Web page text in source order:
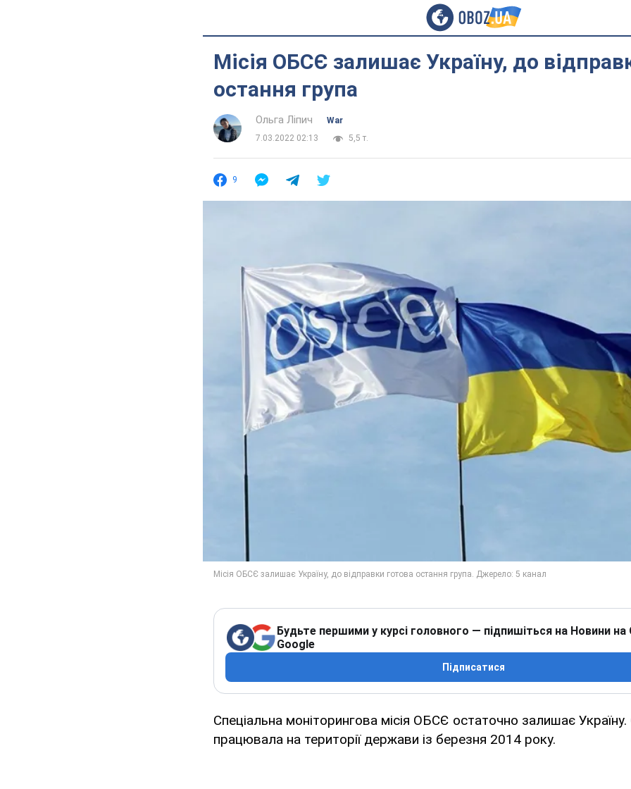
Місія ОБСЄ залишає Україну, до
остання група
Ольга Ліпич
War
7.03.2022 02:13
5,5 т.
9
Будьте першими у курсі головного — підпишіться на Новини на
Google
Підписатися
Спеціальна моніторингова місія ОБСЄ остаточно залишає
працювала на території держави із березня 2014 року.